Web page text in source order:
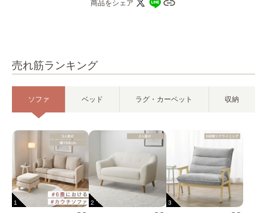
売れ筋ランキング
ソファ ベッド ラグ・カーペット 収納
1 2 3
商品をシェア